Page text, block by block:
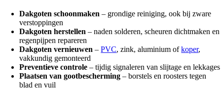
Dakgoten schoonmaken – grondige reiniging, ook bij zware
verstoppingen
Dakgoten herstellen – naden solderen, scheuren dichtmaken en
regenpijpen repareren
Dakgoten vernieuwen –PVC, zink, aluminium ofkoper,
vakkundig gemonteerd
Preventieve controle – tijdig signaleren van slijtage en lekkages
Plaatsen van gootbescherming – borstels en roosters tegen
blad en vuil